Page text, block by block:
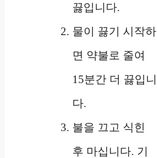
끓입니다.
물이 끓기 시작하
면 약불로 줄여
15분간 더 끓입니
다.
불을 끄고 식힌
후 마십니다. 기